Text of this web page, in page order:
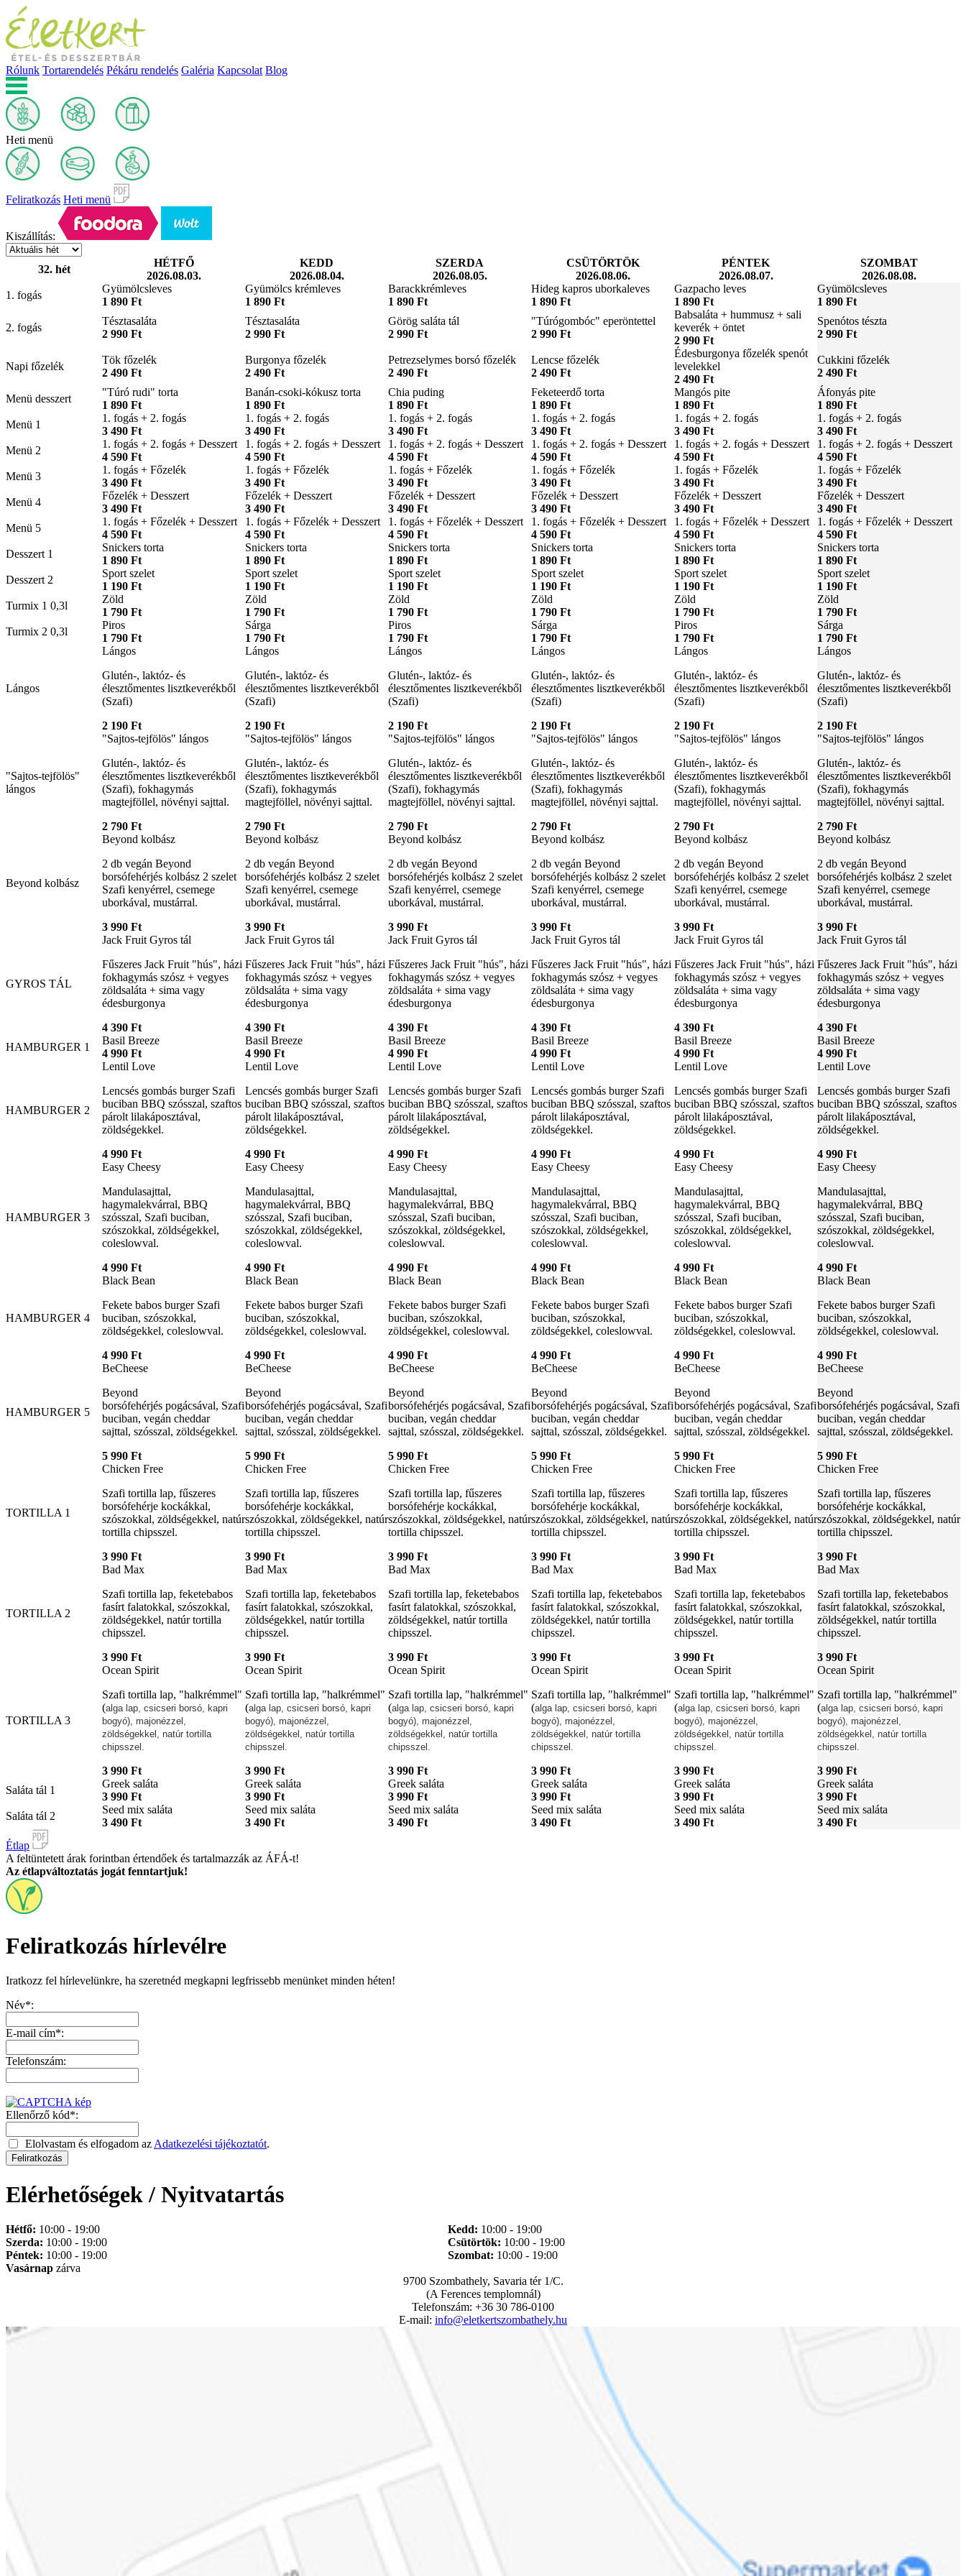
Rólunk Tortarendelés Pékáru rendelés Galéria Kapcsolat Blog
Heti menü
Feliratkozás Heti menü
Kiszállítás:
32. hét
HÉTFŐ
2026.08.03.
KEDD
2026.08.04.
SZERDA
2026.08.05.
CSÜTÖRTÖK
2026.08.06.
PÉNTEK
2026.08.07.
SZOMBAT
2026.08.08.
1. fogás
Gyümölcsleves
1 890 Ft
Gyümölcs krémleves
1 890 Ft
Barackkrémleves
1 890 Ft
Hideg kapros uborkaleves
1 890 Ft
Gazpacho leves
1 890 Ft
Gyümölcsleves
1 890 Ft
2. fogás
Tésztasaláta
2 990 Ft
Tésztasaláta
2 990 Ft
Görög saláta tál
2 990 Ft
"Túrógombóc" eperöntettel
2 990 Ft
Babsaláta + hummusz + sali
keverék + öntet
2 990 Ft
Spenótos tészta
2 990 Ft
Napi főzelék
Tök főzelék
2 490 Ft
Burgonya főzelék
2 490 Ft
Petrezselymes borsó főzelék
2 490 Ft
Lencse főzelék
2 490 Ft
Édesburgonya főzelék spenót
levelekkel
2 490 Ft
Cukkini főzelék
2 490 Ft
Menü desszert
"Túró rudi" torta
1 890 Ft
Banán-csoki-kókusz torta
1 890 Ft
Chia puding
1 890 Ft
Feketeerdő torta
1 890 Ft
Mangós pite
1 890 Ft
Áfonyás pite
1 890 Ft
Menü 1
1. fogás + 2. fogás
3 490 Ft
1. fogás + 2. fogás
3 490 Ft
1. fogás + 2. fogás
3 490 Ft
1. fogás + 2. fogás
3 490 Ft
1. fogás + 2. fogás
3 490 Ft
1. fogás + 2. fogás
3 490 Ft
Menü 2
1. fogás + 2. fogás + Desszert
4 590 Ft
1. fogás + 2. fogás + Desszert
4 590 Ft
1. fogás + 2. fogás + Desszert
4 590 Ft
1. fogás + 2. fogás + Desszert
4 590 Ft
1. fogás + 2. fogás + Desszert
4 590 Ft
1. fogás + 2. fogás + Desszert
4 590 Ft
Menü 3
1. fogás + Főzelék
3 490 Ft
1. fogás + Főzelék
3 490 Ft
1. fogás + Főzelék
3 490 Ft
1. fogás + Főzelék
3 490 Ft
1. fogás + Főzelék
3 490 Ft
1. fogás + Főzelék
3 490 Ft
Menü 4
Főzelék + Desszert
3 490 Ft
Főzelék + Desszert
3 490 Ft
Főzelék + Desszert
3 490 Ft
Főzelék + Desszert
3 490 Ft
Főzelék + Desszert
3 490 Ft
Főzelék + Desszert
3 490 Ft
Menü 5
1. fogás + Főzelék + Desszert
4 590 Ft
1. fogás + Főzelék + Desszert
4 590 Ft
1. fogás + Főzelék + Desszert
4 590 Ft
1. fogás + Főzelék + Desszert
4 590 Ft
1. fogás + Főzelék + Desszert
4 590 Ft
1. fogás + Főzelék + Desszert
4 590 Ft
Desszert 1
Snickers torta
1 890 Ft
Snickers torta
1 890 Ft
Snickers torta
1 890 Ft
Snickers torta
1 890 Ft
Snickers torta
1 890 Ft
Snickers torta
1 890 Ft
Desszert 2
Sport szelet
1 190 Ft
Sport szelet
1 190 Ft
Sport szelet
1 190 Ft
Sport szelet
1 190 Ft
Sport szelet
1 190 Ft
Sport szelet
1 190 Ft
Turmix 1 0,3l
Zöld
1 790 Ft
Zöld
1 790 Ft
Zöld
1 790 Ft
Zöld
1 790 Ft
Zöld
1 790 Ft
Zöld
1 790 Ft
Turmix 2 0,3l
Piros
1 790 Ft
Sárga
1 790 Ft
Piros
1 790 Ft
Sárga
1 790 Ft
Piros
1 790 Ft
Sárga
1 790 Ft
Lángos
Lángos
Glutén-, laktóz- és
élesztőmentes lisztkeverékből
(Szafi)
2 190 Ft
Lángos
Glutén-, laktóz- és
élesztőmentes lisztkeverékből
(Szafi)
2 190 Ft
Lángos
Glutén-, laktóz- és
élesztőmentes lisztkeverékből
(Szafi)
2 190 Ft
Lángos
Glutén-, laktóz- és
élesztőmentes lisztkeverékből
(Szafi)
2 190 Ft
Lángos
Glutén-, laktóz- és
élesztőmentes lisztkeverékből
(Szafi)
2 190 Ft
Lángos
Glutén-, laktóz- és
élesztőmentes lisztkeverékből
(Szafi)
2 190 Ft
"Sajtos-tejfölös"
lángos
"Sajtos-tejfölös" lángos
Glutén-, laktóz- és
élesztőmentes lisztkeverékből
(Szafi), fokhagymás
magtejföllel, növényi sajttal.
2 790 Ft
"Sajtos-tejfölös" lángos
Glutén-, laktóz- és
élesztőmentes lisztkeverékből
(Szafi), fokhagymás
magtejföllel, növényi sajttal.
2 790 Ft
"Sajtos-tejfölös" lángos
Glutén-, laktóz- és
élesztőmentes lisztkeverékből
(Szafi), fokhagymás
magtejföllel, növényi sajttal.
2 790 Ft
"Sajtos-tejfölös" lángos
Glutén-, laktóz- és
élesztőmentes lisztkeverékből
(Szafi), fokhagymás
magtejföllel, növényi sajttal.
2 790 Ft
"Sajtos-tejfölös" lángos
Glutén-, laktóz- és
élesztőmentes lisztkeverékből
(Szafi), fokhagymás
magtejföllel, növényi sajttal.
2 790 Ft
"Sajtos-tejfölös" lángos
Glutén-, laktóz- és
élesztőmentes lisztkeverékből
(Szafi), fokhagymás
magtejföllel, növényi sajttal.
2 790 Ft
Beyond kolbász
Beyond kolbász
2 db vegán Beyond
borsófehérjés kolbász 2 szelet
Szafi kenyérrel, csemege
uborkával, mustárral.
3 990 Ft
Beyond kolbász
2 db vegán Beyond
borsófehérjés kolbász 2 szelet
Szafi kenyérrel, csemege
uborkával, mustárral.
3 990 Ft
Beyond kolbász
2 db vegán Beyond
borsófehérjés kolbász 2 szelet
Szafi kenyérrel, csemege
uborkával, mustárral.
3 990 Ft
Beyond kolbász
2 db vegán Beyond
borsófehérjés kolbász 2 szelet
Szafi kenyérrel, csemege
uborkával, mustárral.
3 990 Ft
Beyond kolbász
2 db vegán Beyond
borsófehérjés kolbász 2 szelet
Szafi kenyérrel, csemege
uborkával, mustárral.
3 990 Ft
Beyond kolbász
2 db vegán Beyond
borsófehérjés kolbász 2 szelet
Szafi kenyérrel, csemege
uborkával, mustárral.
3 990 Ft
GYROS TÁL
Jack Fruit Gyros tál
Fűszeres Jack Fruit "hús", házi
fokhagymás szósz + vegyes
zöldsaláta + sima vagy
édesburgonya
4 390 Ft
Jack Fruit Gyros tál
Fűszeres Jack Fruit "hús", házi
fokhagymás szósz + vegyes
zöldsaláta + sima vagy
édesburgonya
4 390 Ft
Jack Fruit Gyros tál
Fűszeres Jack Fruit "hús", házi
fokhagymás szósz + vegyes
zöldsaláta + sima vagy
édesburgonya
4 390 Ft
Jack Fruit Gyros tál
Fűszeres Jack Fruit "hús", házi
fokhagymás szósz + vegyes
zöldsaláta + sima vagy
édesburgonya
4 390 Ft
Jack Fruit Gyros tál
Fűszeres Jack Fruit "hús", házi
fokhagymás szósz + vegyes
zöldsaláta + sima vagy
édesburgonya
4 390 Ft
Jack Fruit Gyros tál
Fűszeres Jack Fruit "hús", házi
fokhagymás szósz + vegyes
zöldsaláta + sima vagy
édesburgonya
4 390 Ft
HAMBURGER 1
Basil Breeze
4 990 Ft
Basil Breeze
4 990 Ft
Basil Breeze
4 990 Ft
Basil Breeze
4 990 Ft
Basil Breeze
4 990 Ft
Basil Breeze
4 990 Ft
HAMBURGER 2
Lentil Love
Lencsés gombás burger Szafi
buciban BBQ szósszal, szaftos
párolt lilakáposztával,
zöldségekkel.
4 990 Ft
Lentil Love
Lencsés gombás burger Szafi
buciban BBQ szósszal, szaftos
párolt lilakáposztával,
zöldségekkel.
4 990 Ft
Lentil Love
Lencsés gombás burger Szafi
buciban BBQ szósszal, szaftos
párolt lilakáposztával,
zöldségekkel.
4 990 Ft
Lentil Love
Lencsés gombás burger Szafi
buciban BBQ szósszal, szaftos
párolt lilakáposztával,
zöldségekkel.
4 990 Ft
Lentil Love
Lencsés gombás burger Szafi
buciban BBQ szósszal, szaftos
párolt lilakáposztával,
zöldségekkel.
4 990 Ft
Lentil Love
Lencsés gombás burger Szafi
buciban BBQ szósszal, szaftos
párolt lilakáposztával,
zöldségekkel.
4 990 Ft
HAMBURGER 3
Easy Cheesy
Mandulasajttal,
hagymalekvárral, BBQ
szósszal, Szafi buciban,
szószokkal, zöldségekkel,
coleslowval.
4 990 Ft
Easy Cheesy
Mandulasajttal,
hagymalekvárral, BBQ
szósszal, Szafi buciban,
szószokkal, zöldségekkel,
coleslowval.
4 990 Ft
Easy Cheesy
Mandulasajttal,
hagymalekvárral, BBQ
szósszal, Szafi buciban,
szószokkal, zöldségekkel,
coleslowval.
4 990 Ft
Easy Cheesy
Mandulasajttal,
hagymalekvárral, BBQ
szósszal, Szafi buciban,
szószokkal, zöldségekkel,
coleslowval.
4 990 Ft
Easy Cheesy
Mandulasajttal,
hagymalekvárral, BBQ
szósszal, Szafi buciban,
szószokkal, zöldségekkel,
coleslowval.
4 990 Ft
Easy Cheesy
Mandulasajttal,
hagymalekvárral, BBQ
szósszal, Szafi buciban,
szószokkal, zöldségekkel,
coleslowval.
4 990 Ft
HAMBURGER 4
Black Bean
Fekete babos burger Szafi
buciban, szószokkal,
zöldségekkel, coleslowval.
4 990 Ft
Black Bean
Fekete babos burger Szafi
buciban, szószokkal,
zöldségekkel, coleslowval.
4 990 Ft
Black Bean
Fekete babos burger Szafi
buciban, szószokkal,
zöldségekkel, coleslowval.
4 990 Ft
Black Bean
Fekete babos burger Szafi
buciban, szószokkal,
zöldségekkel, coleslowval.
4 990 Ft
Black Bean
Fekete babos burger Szafi
buciban, szószokkal,
zöldségekkel, coleslowval.
4 990 Ft
Black Bean
Fekete babos burger Szafi
buciban, szószokkal,
zöldségekkel, coleslowval.
4 990 Ft
HAMBURGER 5
BeCheese
Beyond
borsófehérjés pogácsával, Szafi
buciban, vegán cheddar
sajttal, szósszal, zöldségekkel.
5 990 Ft
BeCheese
Beyond
borsófehérjés pogácsával, Szafi
buciban, vegán cheddar
sajttal, szósszal, zöldségekkel.
5 990 Ft
BeCheese
Beyond
borsófehérjés pogácsával, Szafi
buciban, vegán cheddar
sajttal, szósszal, zöldségekkel.
5 990 Ft
BeCheese
Beyond
borsófehérjés pogácsával, Szafi
buciban, vegán cheddar
sajttal, szósszal, zöldségekkel.
5 990 Ft
BeCheese
Beyond
borsófehérjés pogácsával, Szafi
buciban, vegán cheddar
sajttal, szósszal, zöldségekkel.
5 990 Ft
BeCheese
Beyond
borsófehérjés pogácsával, Szafi
buciban, vegán cheddar
sajttal, szósszal, zöldségekkel.
5 990 Ft
TORTILLA 1
Chicken Free
Szafi tortilla lap, fűszeres
borsófehérje kockákkal,
szószokkal, zöldségekkel, natúr
tortilla chipsszel.
3 990 Ft
Chicken Free
Szafi tortilla lap, fűszeres
borsófehérje kockákkal,
szószokkal, zöldségekkel, natúr
tortilla chipsszel.
3 990 Ft
Chicken Free
Szafi tortilla lap, fűszeres
borsófehérje kockákkal,
szószokkal, zöldségekkel, natúr
tortilla chipsszel.
3 990 Ft
Chicken Free
Szafi tortilla lap, fűszeres
borsófehérje kockákkal,
szószokkal, zöldségekkel, natúr
tortilla chipsszel.
3 990 Ft
Chicken Free
Szafi tortilla lap, fűszeres
borsófehérje kockákkal,
szószokkal, zöldségekkel, natúr
tortilla chipsszel.
3 990 Ft
Chicken Free
Szafi tortilla lap, fűszeres
borsófehérje kockákkal,
szószokkal, zöldségekkel, natúr
tortilla chipsszel.
3 990 Ft
TORTILLA 2
Bad Max
Szafi tortilla lap, feketebabos
fasírt falatokkal, szószokkal,
zöldségekkel, natúr tortilla
chipsszel.
3 990 Ft
Bad Max
Szafi tortilla lap, feketebabos
fasírt falatokkal, szószokkal,
zöldségekkel, natúr tortilla
chipsszel.
3 990 Ft
Bad Max
Szafi tortilla lap, feketebabos
fasírt falatokkal, szószokkal,
zöldségekkel, natúr tortilla
chipsszel.
3 990 Ft
Bad Max
Szafi tortilla lap, feketebabos
fasírt falatokkal, szószokkal,
zöldségekkel, natúr tortilla
chipsszel.
3 990 Ft
Bad Max
Szafi tortilla lap, feketebabos
fasírt falatokkal, szószokkal,
zöldségekkel, natúr tortilla
chipsszel.
3 990 Ft
Bad Max
Szafi tortilla lap, feketebabos
fasírt falatokkal, szószokkal,
zöldségekkel, natúr tortilla
chipsszel.
3 990 Ft
TORTILLA 3
Ocean Spirit
Szafi tortilla lap, "halkrémmel"
(alga lap, csicseri borsó, kapri
bogyó), majonézzel,
zöldségekkel, natúr tortilla
chipsszel.
3 990 Ft
Ocean Spirit
Szafi tortilla lap, "halkrémmel"
(alga lap, csicseri borsó, kapri
bogyó), majonézzel,
zöldségekkel, natúr tortilla
chipsszel.
3 990 Ft
Ocean Spirit
Szafi tortilla lap, "halkrémmel"
(alga lap, csicseri borsó, kapri
bogyó), majonézzel,
zöldségekkel, natúr tortilla
chipsszel.
3 990 Ft
Ocean Spirit
Szafi tortilla lap, "halkrémmel"
(alga lap, csicseri borsó, kapri
bogyó), majonézzel,
zöldségekkel, natúr tortilla
chipsszel.
3 990 Ft
Ocean Spirit
Szafi tortilla lap, "halkrémmel"
(alga lap, csicseri borsó, kapri
bogyó), majonézzel,
zöldségekkel, natúr tortilla
chipsszel.
3 990 Ft
Ocean Spirit
Szafi tortilla lap, "halkrémmel"
(alga lap, csicseri borsó, kapri
bogyó), majonézzel,
zöldségekkel, natúr tortilla
chipsszel.
3 990 Ft
Saláta tál 1
Greek saláta
3 990 Ft
Greek saláta
3 990 Ft
Greek saláta
3 990 Ft
Greek saláta
3 990 Ft
Greek saláta
3 990 Ft
Greek saláta
3 990 Ft
Saláta tál 2
Seed mix saláta
3 490 Ft
Seed mix saláta
3 490 Ft
Seed mix saláta
3 490 Ft
Seed mix saláta
3 490 Ft
Seed mix saláta
3 490 Ft
Seed mix saláta
3 490 Ft
Étlap
A feltüntetett árak forintban értendőek és tartalmazzák az ÁFÁ-t!
Az étlapváltoztatás jogát fenntartjuk!
Feliratkozás hírlevélre
Iratkozz fel hírlevelünkre, ha szeretnéd megkapni legfrissebb menünket minden héten!
Név*:
E-mail cím*:
Telefonszám:
Ellenőrző kód*:
Elolvastam és elfogadom az Adatkezelési tájékoztatót.
Elérhetőségek / Nyitvatartás
Hétfő: 10:00 - 19:00 Kedd: 10:00 - 19:00
Szerda: 10:00 - 19:00 Csütörtök: 10:00 - 19:00
Péntek: 10:00 - 19:00 Szombat: 10:00 - 19:00
Vasárnap zárva
9700 Szombathely, Savaria tér 1/C.
(A Ferences templomnál)
Telefonszám: +36 30 786-0100
E-mail: info@eletkertszombathely.hu